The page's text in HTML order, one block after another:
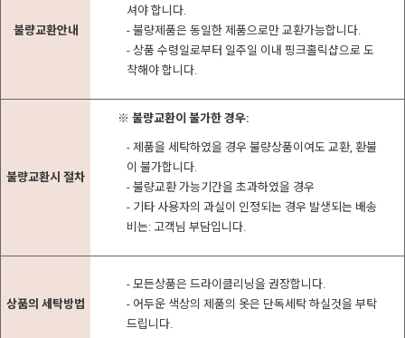
불량교환안내
셔야 합니다.
- 불량제품은 동일한 제품으로만 교환가능합니다.
- 상품 수령일로부터 일주일 이내 핑크홀릭샵으로 도
착해야 합니다.
불량교환시 절차
※ 불량교환이 불가한 경우:
- 제품을 세탁하였을 경우 불량상품이여도 교환, 환불
이 불가합니다.
- 불량교환 가능기간을 초과하였을 경우
- 기타 사용자의 과실이 인정되는 경우 발생되는 배송
비는: 고객님 부담입니다.
상품의 세탁방법
- 모든상품은 드라이클리닝을 권장합니다.
- 어두운 색상의 제품의 옷은 단독세탁 하실것을 부탁
드립니다.